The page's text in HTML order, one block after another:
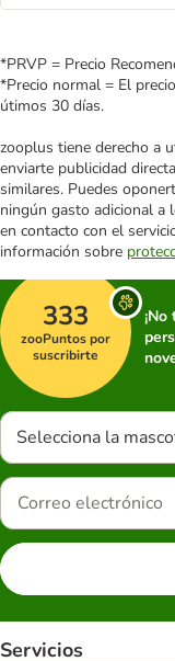
*PRVP = Precio
*Precio normal = El
útimos 30 días.
zooplus tiene derecho a
enviarte publicidad
similares. Puedes
ningún gasto adicional a
en contacto con el
información sobre
333
zooPuntos por
suscribirte
Selecciona la
Servicios